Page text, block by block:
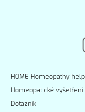
HOME Homeopathy help
Homeopatické vyšetření
Dotazník